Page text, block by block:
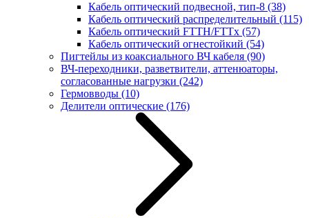
Кабель оптический подвесной, тип-8 (38)
Кабель оптический распределительный (115)
Кабель оптический FTTH/FTTx (57)
Кабель оптический огнестойкий (54)
Пигтейлы из коаксиального ВЧ кабеля (90)
ВЧ-переходники, разветвители, аттенюаторы,
согласованные нагрузки (242)
Гермовводы (10)
Делители оптические (176)